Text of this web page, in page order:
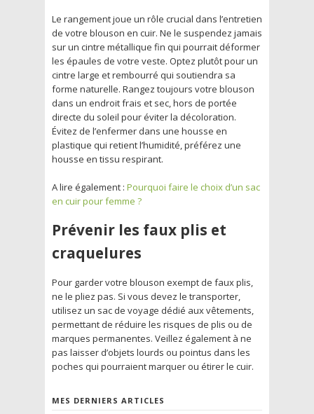
Le rangement joue un rôle crucial dans l’entretien
de votre blouson en cuir. Ne le suspendez jamais
sur un cintre métallique fin qui pourrait déformer
les épaules de votre veste. Optez plutôt pour un
cintre large et rembourré qui soutiendra sa
forme naturelle. Rangez toujours votre blouson
dans un endroit frais et sec, hors de portée
directe du soleil pour éviter la décoloration.
Évitez de l’enfermer dans une housse en
plastique qui retient l’humidité, préférez une
housse en tissu respirant.
A lire également : Pourquoi faire le choix d’un sac
en cuir pour femme ?
Prévenir les faux plis et
craquelures
Pour garder votre blouson exempt de faux plis,
ne le pliez pas. Si vous devez le transporter,
utilisez un sac de voyage dédié aux vêtements,
permettant de réduire les risques de plis ou de
marques permanentes. Veillez également à ne
pas laisser d’objets lourds ou pointus dans les
poches qui pourraient marquer ou étirer le cuir.
MES DERNIERS ARTICLES